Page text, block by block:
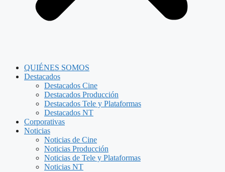
QUIÉNES SOMOS
Destacados
Destacados Cine
Destacados Producción
Destacados Tele y Plataformas
Destacados NT
Corporativas
Noticias
Noticias de Cine
Noticias Producción
Noticias de Tele y Plataformas
Noticias NT